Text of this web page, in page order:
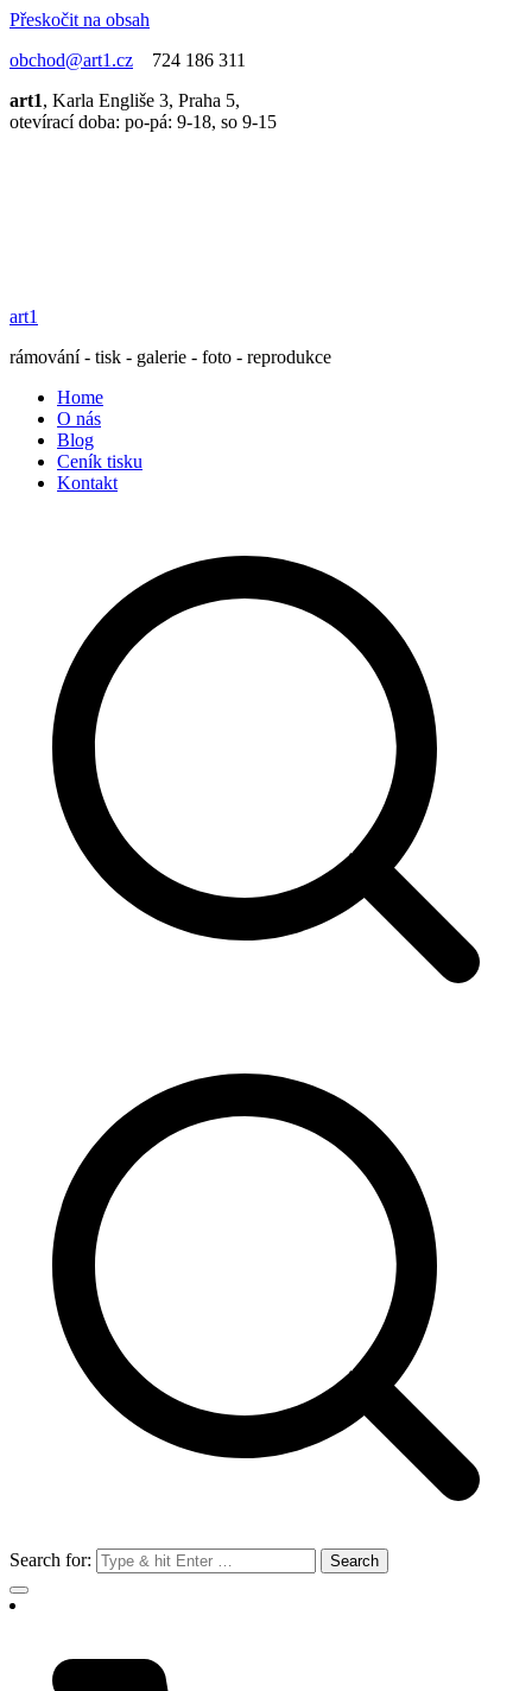
Přeskočit na obsah
obchod@art1.cz 724 186 311
art1, Karla Engliše 3, Praha 5,
otevírací doba: po-pá: 9-18, so 9-15
art1
rámování - tisk - galerie - foto - reprodukce
Home
O nás
Blog
Ceník tisku
Kontakt
Search for: